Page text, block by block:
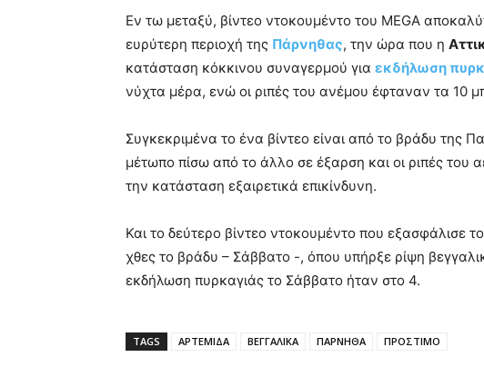
Εν τω μεταξύ, βίντεο ντοκουμέντο του MEGA
ευρύτερη περιοχή της Πάρνηθας, την ώρα που η
κατάσταση κόκκινου συναγερμού για εκδήλωση
νύχτα μέρα, ενώ οι ριπές του ανέμου έφταναν τα 10
Συγκεκριμένα το ένα βίντεο είναι από το βράδυ της
μέτωπο πίσω από το άλλο σε έξαρση και οι ριπές
την κατάσταση εξαιρετικά επικίνδυνη.
Και το δεύτερο βίντεο ντοκουμέντο που εξασφάλισε
χθες το βράδυ – Σάββατο -, όπου υπήρξε ρίψη
εκδήλωση πυρκαγιάς το Σάββατο ήταν στο 4.
TAGS ΑΡΤΕΜΙΔΑ ΒΕΓΓΑΛΙΚΑ ΠΑΡΝΗΘΑ ΠΡΟΣΤΙΜΟ